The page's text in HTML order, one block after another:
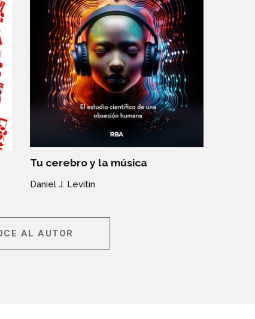
Tu cerebro y la música
Daniel J. Levitin
AL AUTOR